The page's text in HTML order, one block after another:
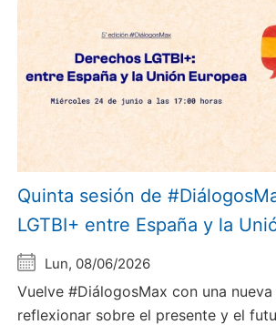
Quinta sesión de
LGTBI+ entre España y la
Lun, 08/06/2026
Vuelve #DiálogosMax con una
reflexionar sobre el presente y el